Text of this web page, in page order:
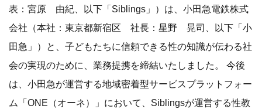
表：宮原 由紀、以下「Siblings」）は、小田急電鉄株式
会社（本社：東京都新宿区 社長：星野 晃司、以下「小
田急」）と、子どもたちに信頼できる性の知識が伝わる社
会の実現のために、業務提携を締結いたしました。 今後
は、小田急が運営する地域密着型サービスプラットフォー
ム「ONE（オーネ）」において、Siblingsが運営する性教